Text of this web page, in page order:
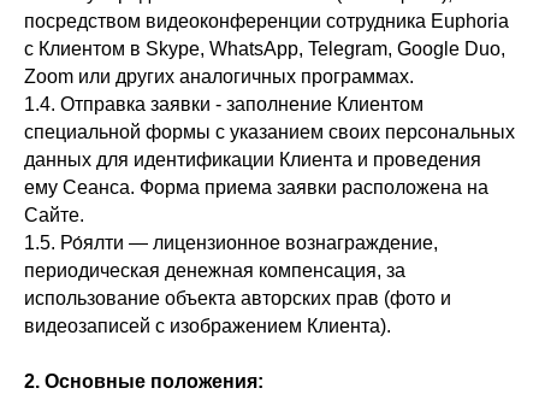
посредством видеоконференции сотрудника Euphoria
с Клиентом в Skype, WhatsApp, Telegram, Google Duo,
Zoom или других аналогичных программах.
1.4. Отправка заявки - заполнение Клиентом
специальной формы с указанием своих персональных
данных для идентификации Клиента и проведения
ему Сеанса. Форма приема заявки расположена на
Сайте.
1.5. Ро́ялти — лицензионное вознаграждение,
периодическая денежная компенсация, за
использование объекта авторских прав (фото и
видеозаписей с изображением Клиента).
2. Основные положения: